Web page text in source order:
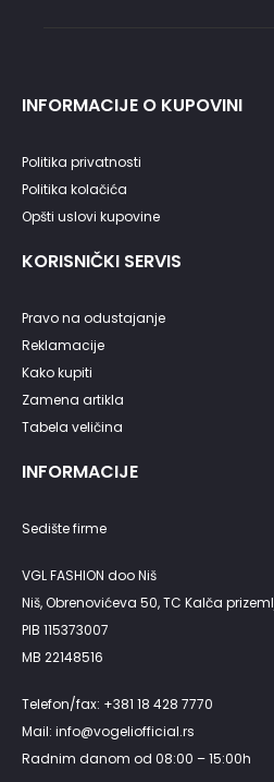
INFORMACIJE O KUPOVINI
Politika privatnosti
Politika kolačića
Opšti uslovi kupovine
KORISNIČKI SERVIS
Pravo na odustajanje
Reklamacije
Kako kupiti
Zamena artikla
Tabela veličina
INFORMACIJE
Sedište firme
VGL FASHION doo Niš
Niš, Obrenovićeva 50, TC Kalča
PIB 115373007
MB 22148516
Telefon/fax: +381 18 428 7770
Mail: info@vogeliofficial.rs
Radnim danom od 08:00 – 15:00h